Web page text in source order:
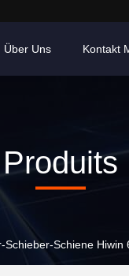
Über Uns Kontakt
Produits
Schiene